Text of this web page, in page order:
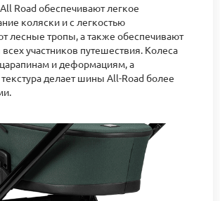
Road обеспечивают легкое
коляски и с легкостью
лесные тропы, а также обеспечивают
участников путешествия. Колеса
и деформациям, а
делает шины All-Road более